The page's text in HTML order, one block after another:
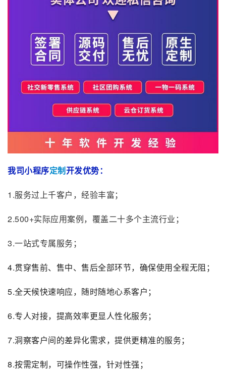
我司小程序定制开发优势：
1.服务过上千客户，经验丰富；
2.500+实际应用案例，覆盖二十多个主流行业；
3.一站式专属服务；
4.贯穿售前、售中、售后全部环节，确保使用全程无阻；
5.全天候快速响应，随时随地心系客户；
6.专人对接，提高效率更显人性化服务；
7.洞察客户间的差异化需求，提供更精准的服务；
8.按需定制，可操作性强，针对性强；